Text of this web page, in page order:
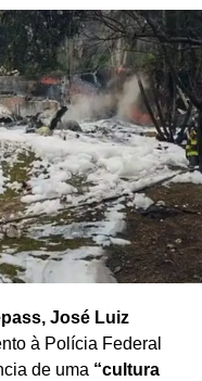
EXPORTAÇÃO
EXTERIOR
BRASILEIRA
FEDERAL
EUA
ação judicial
José Luiz
à Polícia Federal
de uma “cultura